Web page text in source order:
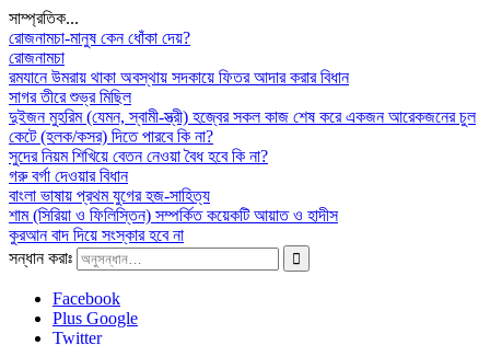
সাম্প্রতিক...
রোজনামচা-মানুষ কেন ধোঁকা দেয়?
রোজনামচা
রমযানে উমরায় থাকা অবস্থায় সদকায়ে ফিতর আদার করার বিধান
সাগর তীরে শুভ্র মিছিল
দুইজন মুহরিম (যেমন, স্বামী-স্ত্রী) হজ্বের সকল কাজ শেষ করে একজন আরেকজনের চুল
কেটে (হলক/কসর) দিতে পারবে কি না?
সুদের নিয়ম শিখিয়ে বেতন নেওয়া বৈধ হবে কি না?
গরু বর্গা দেওয়ার বিধান
বাংলা ভাষায় প্রথম যুগের হজ-সাহিত্য
শাম (সিরিয়া ও ফিলিস্তিন) সম্পর্কিত কয়েকটি আয়াত ও হাদীস
কুরআন বাদ দিয়ে সংস্কার হবে না
সন্ধান করাঃ
Facebook
Plus Google
Twitter